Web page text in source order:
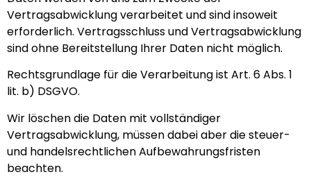
Vertragsabwicklung verarbeitet und sind insoweit
erforderlich. Vertragsschluss und Vertragsabwicklung
sind ohne Bereitstellung Ihrer Daten nicht möglich.
Rechtsgrundlage für die Verarbeitung ist Art. 6 Abs. 1
lit. b) DSGVO.
Wir löschen die Daten mit vollständiger
Vertragsabwicklung, müssen dabei aber die steuer-
und handelsrechtlichen Aufbewahrungsfristen
beachten.